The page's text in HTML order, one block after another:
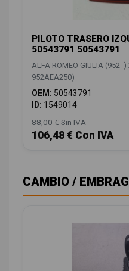
PILOTO TRASERO
50543791 50543791
ALFA ROMEO GIULIA
952AEA250)
OEM: 50543791
ID: 1549014
88,00 € Sin IVA
106,48 € Con IVA
CAMBIO /